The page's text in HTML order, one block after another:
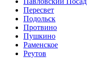
Пересвет
Подольск
Протвино
Пушкино
Раменское
Реутов